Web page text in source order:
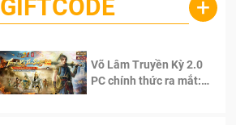
GIFTCODE +
Võ Lâm Truyền Kỳ 2.0
PC chính thức ra mắt: